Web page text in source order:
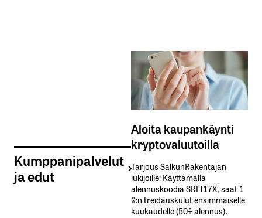
Kumppanipalvelut
ja edut
Aloita kaupankäynti
kryptovaluutoilla
Tarjous SalkunRakentajan
lukijoille: Käyttämällä​ ​
alennuskoodia​ ​SRFI17X,​ ​saat​ ​1
%:n treidauskulut​ ​ensimmäiselle​ ​
kuukaudelle​ ​(50%​ ​alennus).